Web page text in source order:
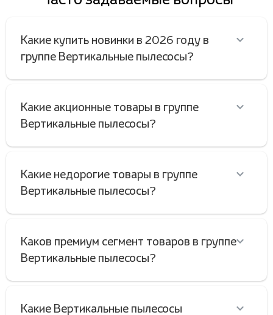
Какие купить новинки в 2026 году в
группе Вертикальные пылесосы?
Какие акционные товары в группе
Вертикальные пылесосы?
Какие недорогие товары в группе
Вертикальные пылесосы?
Каков премиум сегмент товаров в группе
Вертикальные пылесосы?
Какие Вертикальные пылесосы